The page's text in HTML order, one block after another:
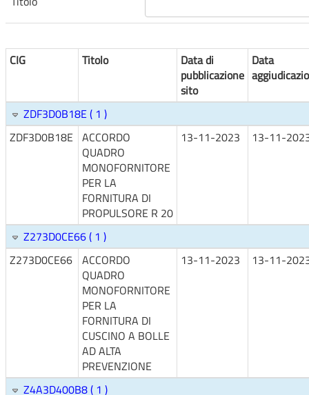
CIG Titolo
Data di
pubblicazione
sito
Data
ZDF3D0B18E ( 1 )
ZDF3D0B18E ACCORDO
QUADRO
MONOFORNITORE
PER LA
FORNITURA DI
PROPULSORE R 20
13-11-2023 13-11-
Z273D0CE66 ( 1 )
Z273D0CE66 ACCORDO
QUADRO
MONOFORNITORE
PER LA
FORNITURA DI
CUSCINO A BOLLE
AD ALTA
PREVENZIONE
13-11-2023 13-11-
Z4A3D400B8 ( 1 )